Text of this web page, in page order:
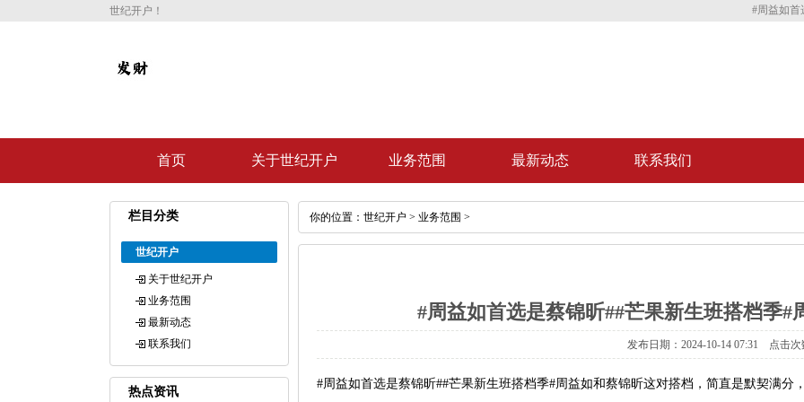
世纪开户！ #周益如首
首页 关于世纪开户 业务范围 最新动态 联系我们
栏目分类
世纪开户
关于世纪开户
业务范围
最新动态
联系我们
热点资讯
你的位置： 世纪开户 > 业务范围 >
#周益如首选是蔡锦昕##芒果新生班搭档季#
发布日期：2024-10-14 07:31 点击次
#周益如首选是蔡锦昕##芒果新生班搭档季#周益如和蔡锦昕这对搭档，简直是默契满分